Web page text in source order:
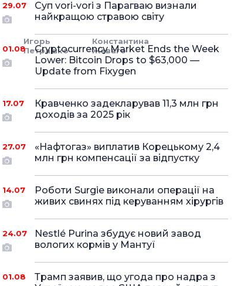
Игорь
Петрашко
Константина
Жеваго
29.07
Суп vori-vori з Парагваю визнали
найкращою стравою світу
01.08
Cryptocurrency Market Ends the Week
Lower: Bitcoin Drops to $63,000 —
Update from Fixygen
17.07
Кравченко задекларував 11,3 млн грн
доходів за 2025 рік
27.07
«Нафтогаз» виплатив Корецькому 2,4
млн грн компенсації за відпустку
14.07
Роботи Surgie виконали операції на
живих свинях під керуванням хірургів
24.07
Nestlé Purina збудує новий завод
вологих кормів у Мантуї
01.08
Трамп заявив, що угода про надра з